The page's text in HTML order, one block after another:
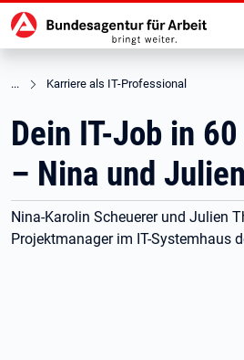
zu den Hauptinhalten springen
Hauptnavigation
Karriere als IT-Professional
Dein IT-Job in
– Nina und Julien
Nina-Karolin Scheuerer und Julien
Projektmanager im IT-Systemhaus